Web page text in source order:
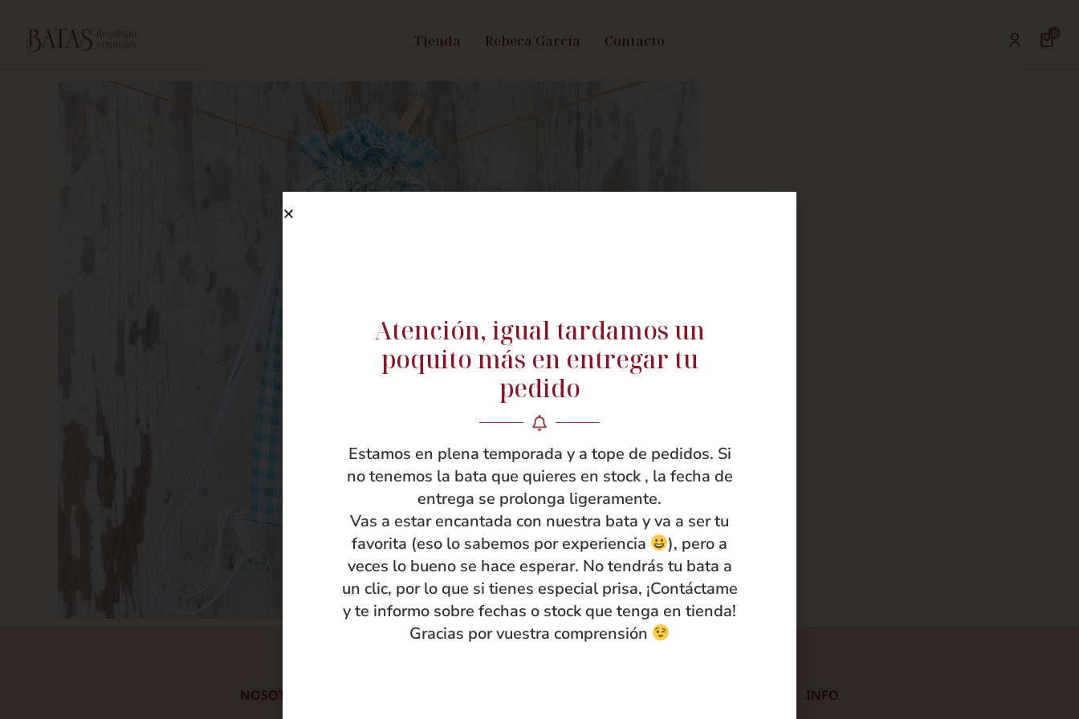
Tienda Rebeca García Contacto
NOSOTRAS INFO
Atención, igual tardamos un
poquito más en entregar tu
pedido
Estamos en plena temporada y a tope de pedidos. Si
no tenemos la bata que quieres en stock , la fecha de
entrega se prolonga ligeramente.
Vas a estar encantada con nuestra bata y va a ser tu
favorita (eso lo sabemos por experiencia
), pero a
veces lo bueno se hace esperar. No tendrás tu bata a
un clic, por lo que si tienes especial prisa, ¡Contáctame
y te informo sobre fechas o stock que tenga en tienda!
Gracias por vuestra comprensión